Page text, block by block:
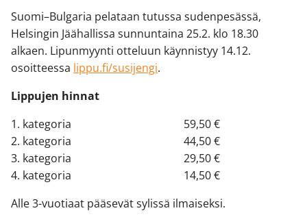
Suomi–Bulgaria pelataan tutussa sudenpesässä,
Helsingin Jäähallissa sunnuntaina 25.2. klo 18.30
alkaen. Lipunmyynti otteluun käynnistyy 14.12.
osoitteessa lippu.fi/susijengi.
Lippujen hinnat
1. kategoria 59,50 €
2. kategoria 44,50 €
3. kategoria 29,50 €
4. kategoria 14,50 €
Alle 3-vuotiaat pääsevät sylissä ilmaiseksi.